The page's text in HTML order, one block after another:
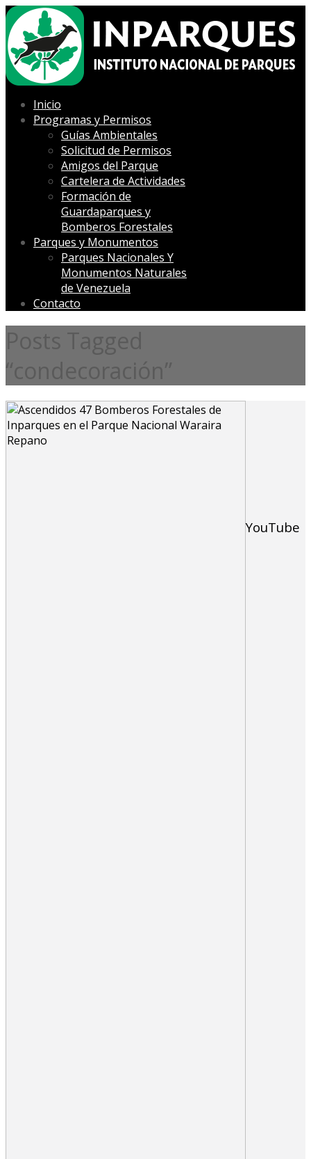
Inicio
Programas y Permisos
Guías Ambientales
Solicitud de Permisos
Amigos del Parque
Cartelera de Actividades
Formación de
Guardaparques y
Bomberos Forestales
Parques y Monumentos
Parques Nacionales Y
Monumentos Naturales
de Venezuela
Contacto
Posts Tagged
“condecoración”
YouTube